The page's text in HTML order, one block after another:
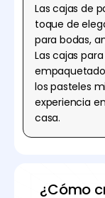
Las cajas de
toque de
para bodas,
Las cajas
los pasteles
experiencia
casa.
¿Cómo